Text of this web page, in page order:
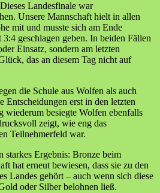
Landesfinale war
Unsere Mannschaft hielt in allen
mit und musste sich am Ende
geschlagen geben. In beiden Fällen
Einsatz, sondern am letzten
das an diesem Tag nicht auf
die Schule aus Wolfen als auch
Entscheidungen erst in den letzten
wiederum besiegte Wolfen ebenfalls
zeigt, wie eng das
Teilnehmerfeld war.
starkes Ergebnis: Bronze beim
hat erneut bewiesen, dass sie zu den
Landes gehört – auch wenn sich diese
oder Silber belohnen ließ.